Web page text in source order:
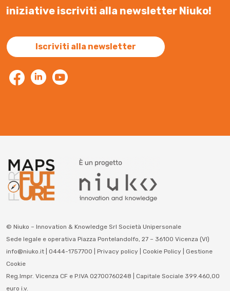
iniziative iscriviti alla newsletter Niuko!
Iscriviti alla newsletter
© Niuko – Innovation & Knowledge Srl Società Unipersonale
Sede legale e operativa Piazza Pontelandolfo, 27 – 36100 Vicenza (VI)
info@niuko.it | 0444-1757700 | Privacy policy Cookie Policy
Gestione
Cookie
Reg.Impr. Vicenza CF e P.IVA 02700760248 | Capitale Sociale 399.460,00
euro i.v.